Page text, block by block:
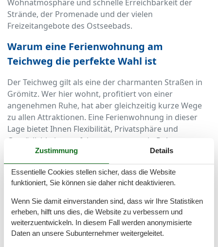
Wohnatmosphäre und schnelle Erreichbarkeit der
Strände, der Promenade und der vielen
Freizeitangebote des Ostseebads.
Warum eine Ferienwohnung am
Teichweg die perfekte Wahl ist
Der Teichweg gilt als eine der charmanten Straßen in
Grömitz. Wer hier wohnt, profitiert von einer
angenehmen Ruhe, hat aber gleichzeitig kurze Wege
zu allen Attraktionen. Eine Ferienwohnung in dieser
Lage bietet Ihnen Flexibilität, Privatsphäre und
Gemütlichkeit – perfekt, um morgens in Ruhe zu
frühstücken, tagsüber aktiv zu sein und abends die
Seele baumeln zu lassen. Hier können Sie Ihren Urlaub
so gestalten, wie es zu Ihnen passt.
Grömitz – das Ostseebad mit vielseitigem
Angebot
Grömitz zählt zu den beliebtesten Urlaubszielen an der
Zustimmung Details
Essentielle Cookies stellen sicher, dass die Website
funktioniert, Sie können sie daher nicht deaktivieren.
Wenn Sie damit einverstanden sind, dass wir Ihre Statistiken
erheben, hilft uns dies, die Website zu verbessern und
weiterzuentwickeln. In diesem Fall werden anonymisierte
Daten an unsere Subunternehmer weitergeleitet.